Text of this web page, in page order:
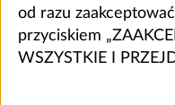
od razu
przyciskiem
WSZYSTKIE I